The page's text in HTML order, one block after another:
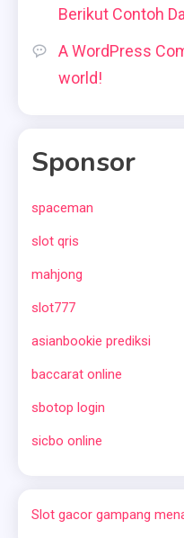
Berikut Contoh
A WordPress
world!
Sponsor
spaceman
slot qris
mahjong
slot777
asianbookie prediksi
baccarat online
sbotop login
sicbo online
Slot gacor gampang